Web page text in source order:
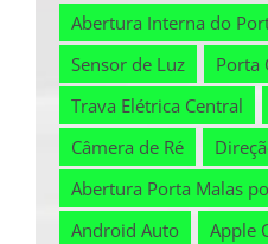
Abertura Interna do
Sensor de Luz
Porta
Trava Elétrica Central
Câmera de Ré
Abertura Porta Malas
Android Auto
Apple